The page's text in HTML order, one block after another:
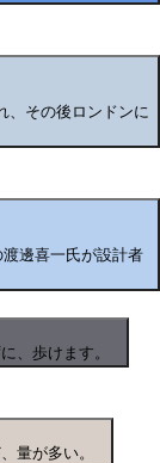
、その後ロンドンに
邊喜一氏が設計者
、歩けます。
量が多い。